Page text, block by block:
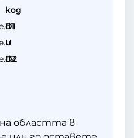
код
D1
U
D2
областта в